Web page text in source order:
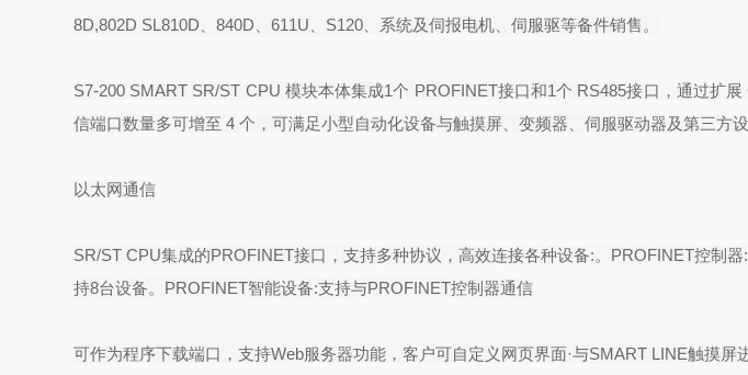
8D,802D SL810D、840D、611U、S120、系统及伺报电机、伺服驱等备件销售。
S7-200 SMART SR/ST CPU 模块本体集成1个 PROFINET接口和1个 RS485接口，通过扩展
信端口数量多可增至4个，可满足小型自动化设备与触摸屏、变频器、伺服驱动器及第三方设
以太网通信
SR/ST CPU集成的PROFINET接口，支持多种协议，高效连接各种设备:。 PROFINET控制器:
持8台设备。 PROFINET智能设备:支持与PROFINET控制器通信
可作为程序下载端口，支持Web服务器功能，客户可自定义网页界面·与SMART LINE触摸屏